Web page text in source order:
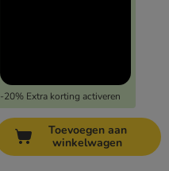
-20% Extra korting activeren
Toevoegen aan
winkelwagen